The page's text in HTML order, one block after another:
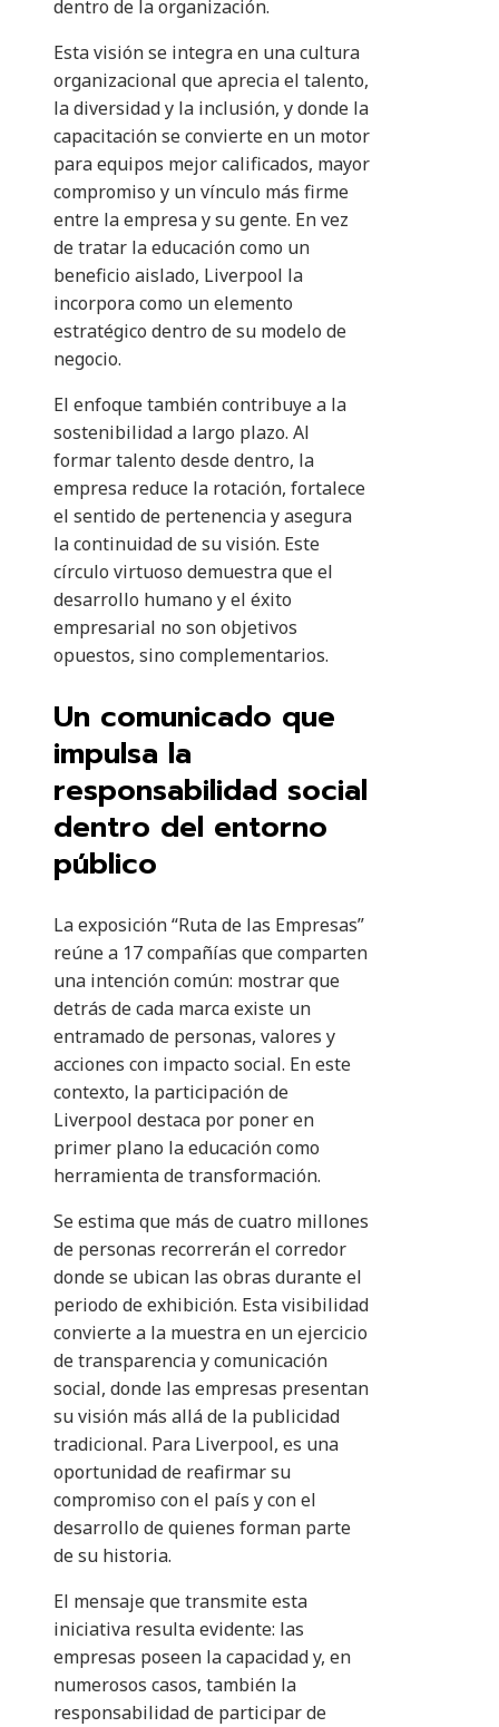
dentro de la organización.
Esta visión se integra en una cultura
organizacional que aprecia el talento,
la diversidad y la inclusión, y donde la
capacitación se convierte en un motor
para equipos mejor calificados, mayor
compromiso y un vínculo más firme
entre la empresa y su gente. En vez
de tratar la educación como un
beneficio aislado, Liverpool la
incorpora como un elemento
estratégico dentro de su modelo de
negocio.
El enfoque también contribuye a la
sostenibilidad a largo plazo. Al
formar talento desde dentro, la
empresa reduce la rotación, fortalece
el sentido de pertenencia y asegura
la continuidad de su visión. Este
círculo virtuoso demuestra que el
desarrollo humano y el éxito
empresarial no son objetivos
opuestos, sino complementarios.
Un comunicado que
impulsa la
responsabilidad social
dentro del entorno
público
La exposición “Ruta de las Empresas”
reúne a 17 compañías que comparten
una intención común: mostrar que
detrás de cada marca existe un
entramado de personas, valores y
acciones con impacto social. En este
contexto, la participación de
Liverpool destaca por poner en
primer plano la educación como
herramienta de transformación.
Se estima que más de cuatro millones
de personas recorrerán el corredor
donde se ubican las obras durante el
periodo de exhibición. Esta visibilidad
convierte a la muestra en un ejercicio
de transparencia y comunicación
social, donde las empresas presentan
su visión más allá de la publicidad
tradicional. Para Liverpool, es una
oportunidad de reafirmar su
compromiso con el país y con el
desarrollo de quienes forman parte
de su historia.
El mensaje que transmite esta
iniciativa resulta evidente: las
empresas poseen la capacidad y, en
numerosos casos, también la
responsabilidad de participar de